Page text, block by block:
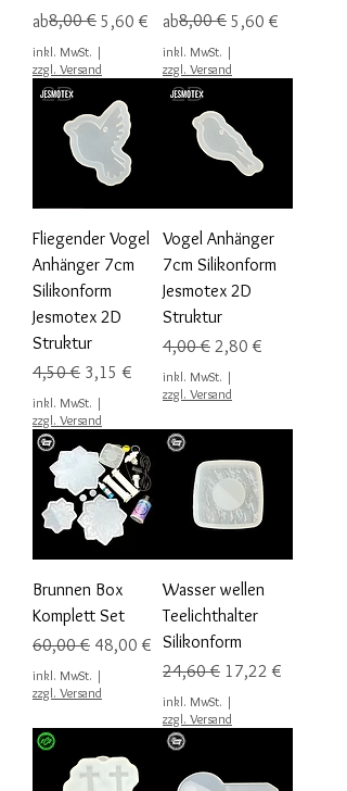
ab
Standardpreis
8,00 € 5,60 €
Sale-Preis
inkl. MwSt. |
zzgl. Versand
ab
Standardpreis
8,00 € 5,60 €
Sale-Preis
inkl. MwSt. |
zzgl. Versand
Fliegender Vogel
Anhänger 7cm
Silikonform
Jesmotex 2D
Struktur
Standardpreis
4,50 € Sale-Preis
3,15 €
inkl. MwSt. |
zzgl. Versand
Vogel Anhänger
7cm Silikonform
Jesmotex 2D
Struktur
Standardpreis
4,00 € Sale-Preis
2,80 €
inkl. MwSt. |
zzgl. Versand
Brunnen Box
Komplett Set
Standardpreis
60,00 € Sale-Preis
48,00 €
inkl. MwSt. |
zzgl. Versand
Wasser wellen
Teelichthalter
Silikonform
Standardpreis
24,60 € Sale-Preis
17,22 €
inkl. MwSt. |
zzgl. Versand